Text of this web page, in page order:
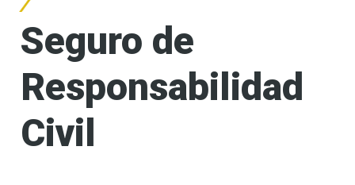
Seguro de
Responsabilidad
Civil